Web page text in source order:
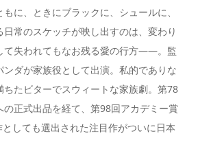
に、ときにブラックに、シュールに、
常のスケッチが映し出すのは、変わり
て失われてもなお残る愛の行方――。監
ダが家族役として出演。私的でありな
ちたビターでスウィートな家族劇。第78
の正式出品を経て、第98回アカデミー賞
しても選出された注目作がついに日本